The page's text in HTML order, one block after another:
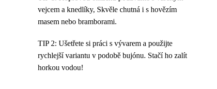
vejcem a knedlíky, Skvěle chutná i s hovězím
masem nebo bramborami.
TIP 2: Ušetřete si práci s vývarem a použijte
rychlejší variantu v podobě bujónu. Stačí ho zalít
horkou vodou!